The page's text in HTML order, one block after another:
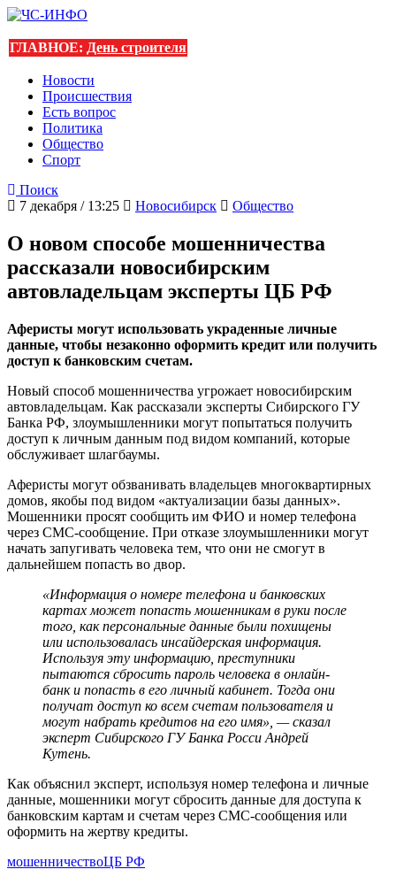
ГЛАВНОЕ: День строителя
Новости
Происшествия
Есть вопрос
Политика
Общество
Спорт
Поиск
7 декабря / 13:25
Новосибирск Общество
О новом способе мошенничества
рассказали новосибирским
автовладельцам эксперты ЦБ РФ
Аферисты могут использовать украденные личные
данные, чтобы незаконно оформить кредит или получить
доступ к банковским счетам.
Новый способ мошенничества угрожает новосибирским
автовладельцам. Как рассказали эксперты Сибирского ГУ
Банка РФ, злоумышленники могут попытаться получить
доступ к личным данным под видом компаний, которые
обслуживает шлагбаумы.
Аферисты могут обзванивать владельцев многоквартирных
домов, якобы под видом «актуализации базы данных».
Мошенники просят сообщить им ФИО и номер телефона
через СМС-сообщение. При отказе злоумышленники могут
начать запугивать человека тем, что они не смогут в
дальнейшем попасть во двор.
«Информация о номере телефона и банковских
картах может попасть мошенникам в руки после
того, как персональные данные были похищены
или использовалась инсайдерская информация.
Используя эту информацию, преступники
пытаются сбросить пароль человека в онлайн-
банк и попасть в его личный кабинет. Тогда они
получат доступ ко всем счетам пользователя и
могут набрать кредитов на его имя», — сказал
эксперт Сибирского ГУ Банка Росси Андрей
Кутень.
Как объяснил эксперт, используя номер телефона и личные
данные, мошенники могут сбросить данные для доступа к
банковским картам и счетам через СМС-сообщения или
оформить на жертву кредиты.
мошенничествоЦБ РФ